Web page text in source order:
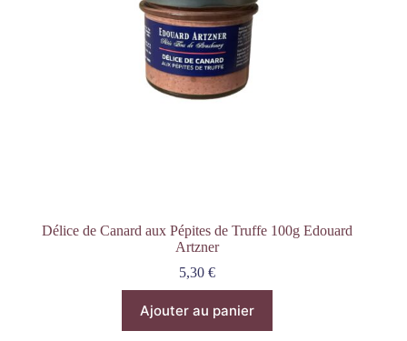
Délice de Canard aux Pépites de Truffe 100g Edouard
Artzner
5,30€
Ajouter au panier